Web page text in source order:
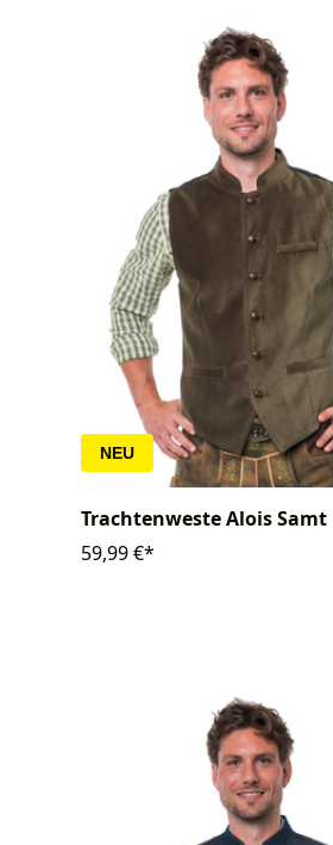
NEU
Trachtenweste Alois Samt
59,99 €*